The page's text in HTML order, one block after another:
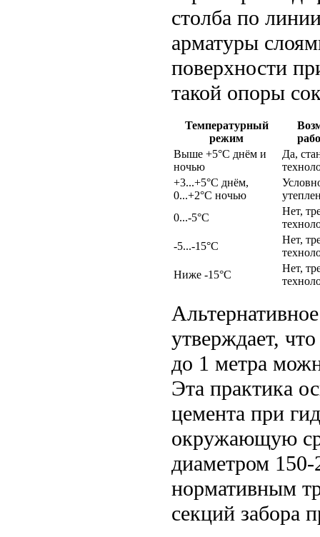
столба по
арматуры
поверхности
такой опоры
Температурный
режим
Выше +5°C днём и
ночью
Да,
+3...+5°C днём,
0...+2°C ночью
0...-5°C
Нет,
-5...-15°C
Нет,
Ниже -15°C
Нет,
утверждает,
до 1 метра
Эта практика
цемента при
окружающую
диаметром
нормативным
секций забора